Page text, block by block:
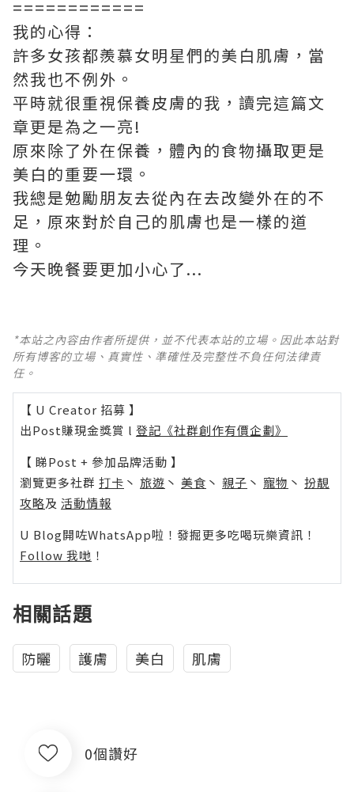
============
我的心得：
許多女孩都羨慕女明星們的美白肌膚，當
然我也不例外。
平時就很重視保養皮膚的我，讀完這篇文
章更是為之一亮!
原來除了外在保養，體內的食物攝取更是
美白的重要一環。
我總是勉勵朋友去從內在去改變外在的不
足，原來對於自己的肌膚也是一樣的道
理。
今天晚餐要更加小心了...
*本站之內容由作者所提供，並不代表本站的立場。因此本站對
所有博客的立場、真實性、準確性及完整性不負任何法律責
任。
【 U Creator 招募 】
出Post賺現金獎賞 l 登記《社群創作有價企劃》
【 睇Post + 參加品牌活動 】
瀏覽更多社群 打卡 丶 旅遊 丶 美食 丶 親子 丶 寵物 丶 扮靚
攻略及 活動情報
U Blog開咗WhatsApp啦！發掘更多吃喝玩樂資訊！
Follow 我哋 ！
相關話題
防曬 護膚 美白 肌膚
0個讚好